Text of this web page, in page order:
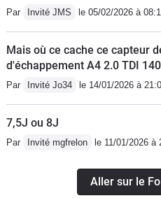
Par Invité JMS le 05/02/2026 à
Mais où ce cache ce capteur
d'échappement A4 2.0 TDI
Par Invité Jo34 le 14/01/2026 à
7,5J ou 8J
Par Invité mgfrelon le 11/01/2026 à
Aller sur le